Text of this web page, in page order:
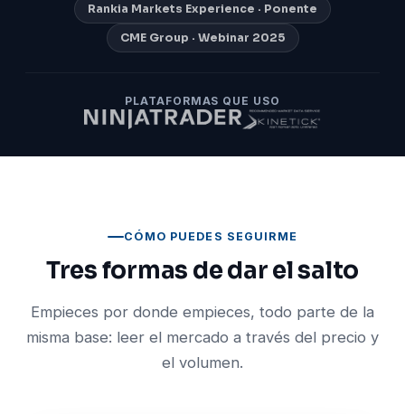
Rankia Markets Experience · Ponente
CME Group · Webinar 2025
PLATAFORMAS QUE USO
CÓMO PUEDES SEGUIRME
Tres formas de dar el salto
Empieces por donde empieces, todo parte de la
misma base: leer el mercado a través del precio y
el volumen.